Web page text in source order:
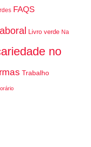
FAQS
Livro verde Na
no
Trabalho